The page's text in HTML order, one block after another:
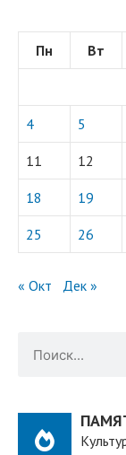
Пн
Вт
4 5
11 12
18 19
25 26
« Окт Дек »